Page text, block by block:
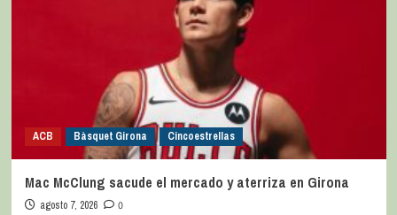
ACB Bàsquet Girona Cincoestrellas
Mac McClung sacude el mercado y aterriza en Girona
agosto 7, 2026 0